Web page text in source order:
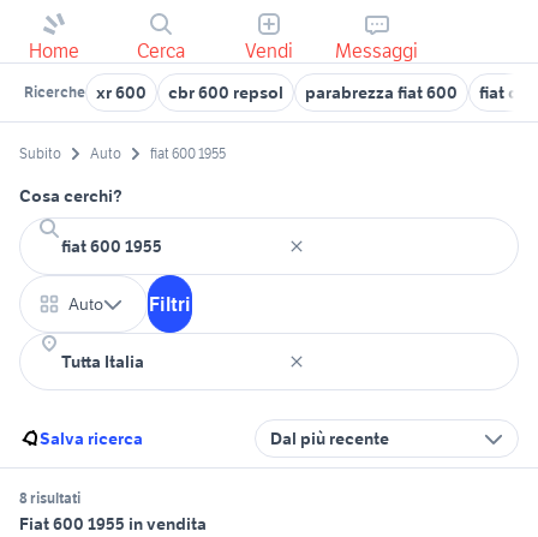
Home Cerca Vendi Messaggi
Ricerche xr 600 cbr 600 repsol parabrezza fiat 600 fiat
Subito Auto fiat 600 1955
Cosa cerchi?
Auto Filtri
Salva ricerca Dal più recente
8 risultati
Fiat 600 1955 in vendita